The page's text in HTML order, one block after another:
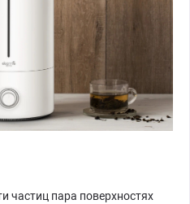
частиц пара поверхностях